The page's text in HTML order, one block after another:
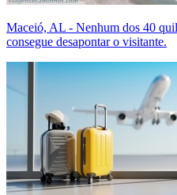
Maceió, AL - Nenhum dos 40
consegue desapontar o visitante.